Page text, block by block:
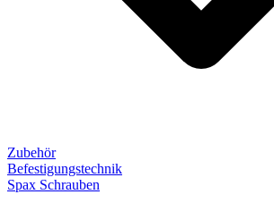
Zubehör
Befestigungstechnik
Spax Schrauben